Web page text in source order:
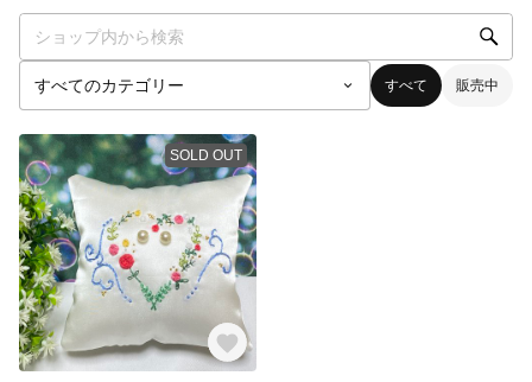
すべて 販売中
SOLD OUT